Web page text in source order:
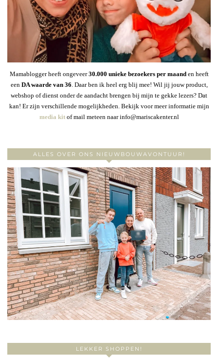
Mamablogger heeft ongeveer30.000 unieke bezoekers per maanden heeft
een DA waarde van 36 . Daar ben ik heel erg blij mee! Wil jij jouw product,
webshop of dienst onder de aandacht brengen bij mijn te gekke lezers? Dat
kan! Er zijn verschillende mogelijkheden. Bekijk voor meer informatie mijn
media kitof mail meteen naar info@mariscakenter.nl
ALLES OVER ONS NIEUWBOUWAVONTUUR!
LEKKER SHOPPEN!